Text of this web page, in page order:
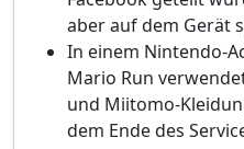
aber auf dem Gerät
In einem Nintendo-
Mario Run
und Miitomo-
dem Ende des